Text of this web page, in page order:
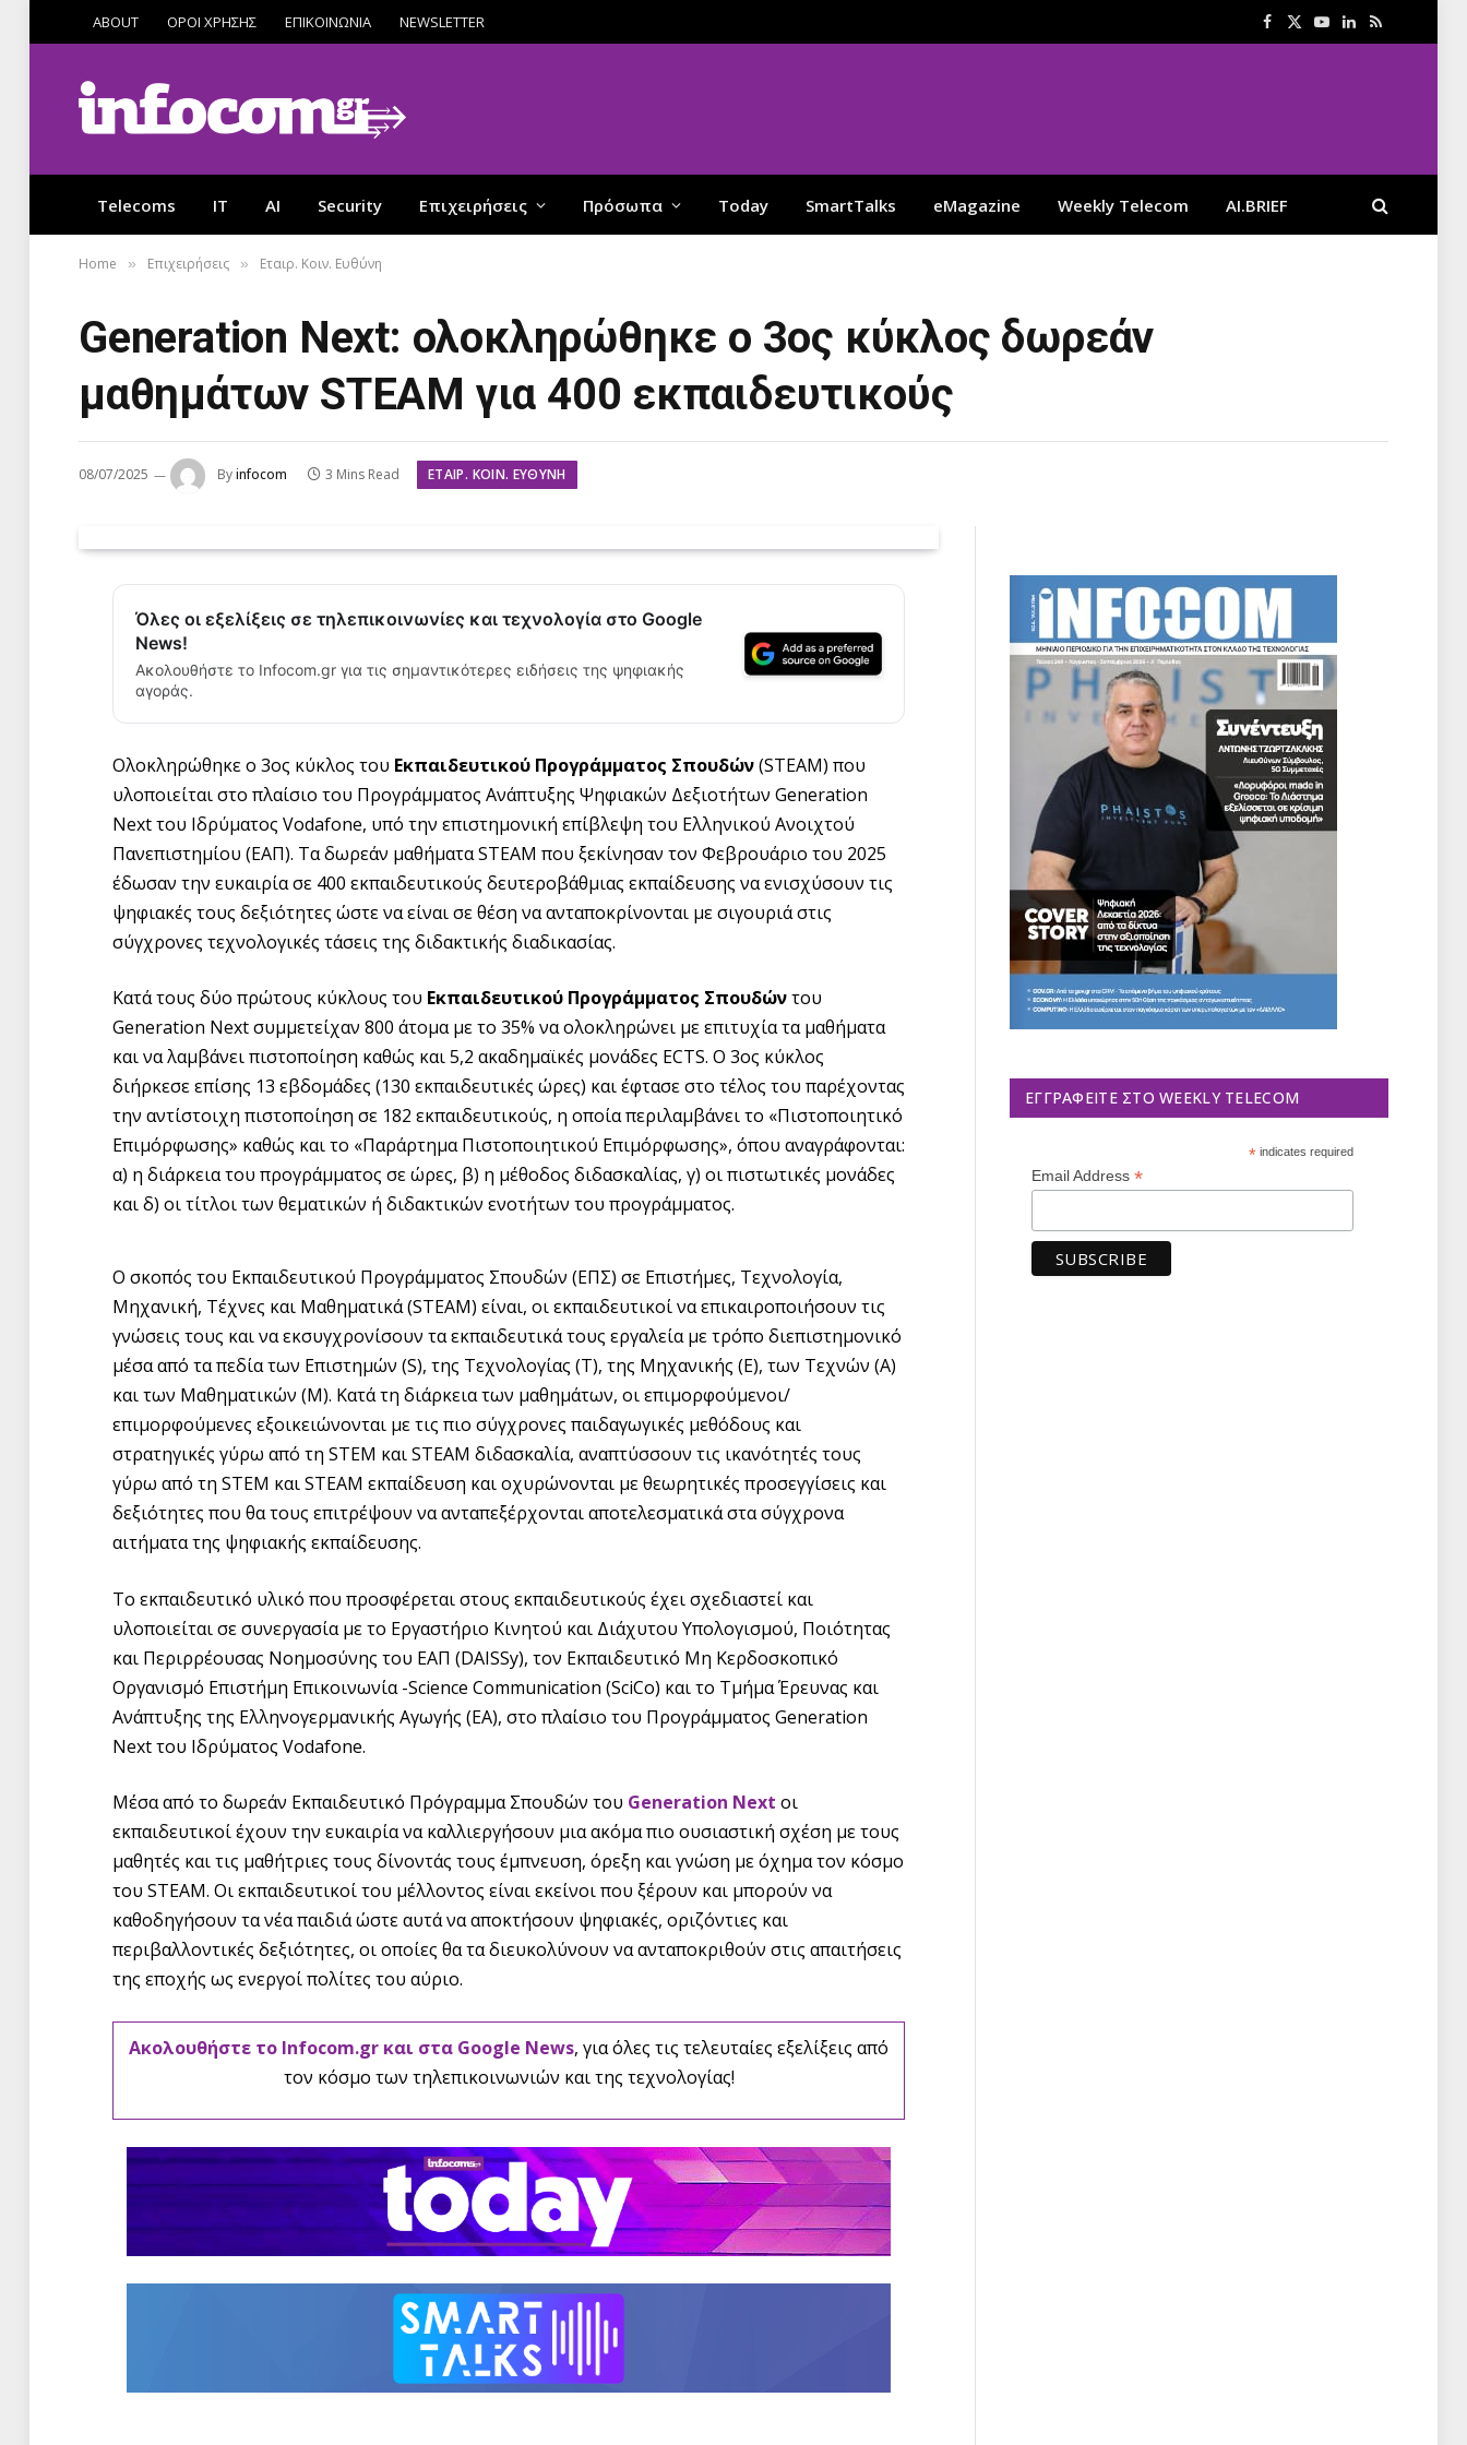
ABOUT ΟΡΟΙ ΧΡΗΣΗΣ ΕΠΙΚΟΙΝΩΝΙΑ NEWSLETTER Facebook
X
YouTube
LinkedIn
RSS
Telecoms IT AI Security Επιχειρήσεις Πρόσωπα Today SmartTalks eMagazine Weekly Telecom AI.BRIEF
Home » Επιχειρήσεις » Εταιρ. Κοιν. Ευθύνη
Generation Next: ολοκληρώθηκε ο 3ος κύκλος δωρεάν
μαθημάτων STEAM για 400 εκπαιδευτικούς
08/07/2025 Byinfocom 3 Mins Read ΕΤΑΙΡ. ΚΟΙΝ. ΕΥΘΎΝΗ
Όλες οι εξελίξεις σε τηλεπικοινωνίες και τεχνολογία στο Google
News!
Ακολουθήστε το Infocom.gr για τις σημαντικότερες ειδήσεις της ψηφιακής
αγοράς.
Ολοκληρώθηκε ο 3ος κύκλος του Εκπαιδευτικού Προγράμματος Σπουδών(STEAM) που
υλοποιείται στο πλαίσιο του Προγράμματος Ανάπτυξης Ψηφιακών Δεξιοτήτων Generation
Next του Ιδρύματος Vodafone, υπό την επιστημονική επίβλεψη του Ελληνικού Ανοιχτού
Πανεπιστημίου (ΕΑΠ). Τα δωρεάν μαθήματα STEAM που ξεκίνησαν τον Φεβρουάριο του 2025
έδωσαν την ευκαιρία σε 400 εκπαιδευτικούς δευτεροβάθμιας εκπαίδευσης να ενισχύσουν τις
ψηφιακές τους δεξιότητες ώστε να είναι σε θέση να ανταποκρίνονται με σιγουριά στις
σύγχρονες τεχνολογικές τάσεις της διδακτικής διαδικασίας.
Κατά τους δύο πρώτους κύκλους του Εκπαιδευτικού Προγράμματος Σπουδώντου
Generation Next συμμετείχαν 800 άτομα με το 35% να ολοκληρώνει με επιτυχία τα μαθήματα
και να λαμβάνει πιστοποίηση καθώς και 5,2 ακαδημαϊκές μονάδες ECTS. Ο 3ος κύκλος
διήρκεσε επίσης 13 εβδομάδες (130 εκπαιδευτικές ώρες) και έφτασε στο τέλος του παρέχοντας
την αντίστοιχη πιστοποίηση σε 182 εκπαιδευτικούς, η οποία περιλαμβάνει το «Πιστοποιητικό
Επιμόρφωσης» καθώς και το «Παράρτημα Πιστοποιητικού Επιμόρφωσης», όπου αναγράφονται:
α) η διάρκεια του προγράμματος σε ώρες, β) η μέθοδος διδασκαλίας, γ) οι πιστωτικές μονάδες
και δ) οι τίτλοι των θεματικών ή διδακτικών ενοτήτων του προγράμματος.
Ο σκοπός του Εκπαιδευτικού Προγράμματος Σπουδών (ΕΠΣ) σε Επιστήμες, Τεχνολογία,
Μηχανική, Τέχνες και Μαθηματικά (STEAM) είναι, οι εκπαιδευτικοί να επικαιροποιήσουν τις
γνώσεις τους και να εκσυγχρονίσουν τα εκπαιδευτικά τους εργαλεία με τρόπο διεπιστημονικό
μέσα από τα πεδία των Επιστημών (S), της Τεχνολογίας (T), της Μηχανικής (E), των Τεχνών (A)
και των Μαθηματικών (Μ). Κατά τη διάρκεια των μαθημάτων, οι επιμορφούμενοι/
επιμορφούμενες εξοικειώνονται με τις πιο σύγχρονες παιδαγωγικές μεθόδους και
στρατηγικές γύρω από τη STEM και STEAM διδασκαλία, αναπτύσσουν τις ικανότητές τους
γύρω από τη STEM και STEAM εκπαίδευση και οχυρώνονται με θεωρητικές προσεγγίσεις και
δεξιότητες που θα τους επιτρέψουν να ανταπεξέρχονται αποτελεσματικά στα σύγχρονα
αιτήματα της ψηφιακής εκπαίδευσης.
Το εκπαιδευτικό υλικό που προσφέρεται στους εκπαιδευτικούς έχει σχεδιαστεί και
υλοποιείται σε συνεργασία με το Εργαστήριο Κινητού και Διάχυτου Υπολογισμού, Ποιότητας
και Περιρρέουσας Νοημοσύνης του ΕΑΠ (DAISSy), τον Εκπαιδευτικό Μη Κερδοσκοπικό
Οργανισμό Επιστήμη Επικοινωνία -Science Communication (SciCo) και το Τμήμα Έρευνας και
Ανάπτυξης της Ελληνογερμανικής Αγωγής (ΕΑ), στο πλαίσιο του Προγράμματος Generation
Next του Ιδρύματος Vodafone.
Μέσα από το δωρεάν Εκπαιδευτικό Πρόγραμμα Σπουδών του Generation Next οι
εκπαιδευτικοί έχουν την ευκαιρία να καλλιεργήσουν μια ακόμα πιο ουσιαστική σχέση με τους
μαθητές και τις μαθήτριες τους δίνοντάς τους έμπνευση, όρεξη και γνώση με όχημα τον κόσμο
του STEAM. Οι εκπαιδευτικοί του μέλλοντος είναι εκείνοι που ξέρουν και μπορούν να
καθοδηγήσουν τα νέα παιδιά ώστε αυτά να αποκτήσουν ψηφιακές, οριζόντιες και
περιβαλλοντικές δεξιότητες, οι οποίες θα τα διευκολύνουν να ανταποκριθούν στις απαιτήσεις
της εποχής ως ενεργοί πολίτες του αύριο.
Ακολουθήστε το Infocom.gr και στα Google News, για όλες τις τελευταίες εξελίξεις από
τον κόσμο των τηλεπικοινωνιών και της τεχνολογίας!
ΕΓΓΡΑΦΕΊΤΕ ΣΤΟ WEEKLY TELECOM
*indicates required
Email Address *